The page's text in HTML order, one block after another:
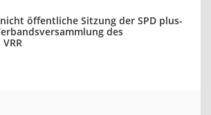
öffentliche Sitzung der SPD plus-
des